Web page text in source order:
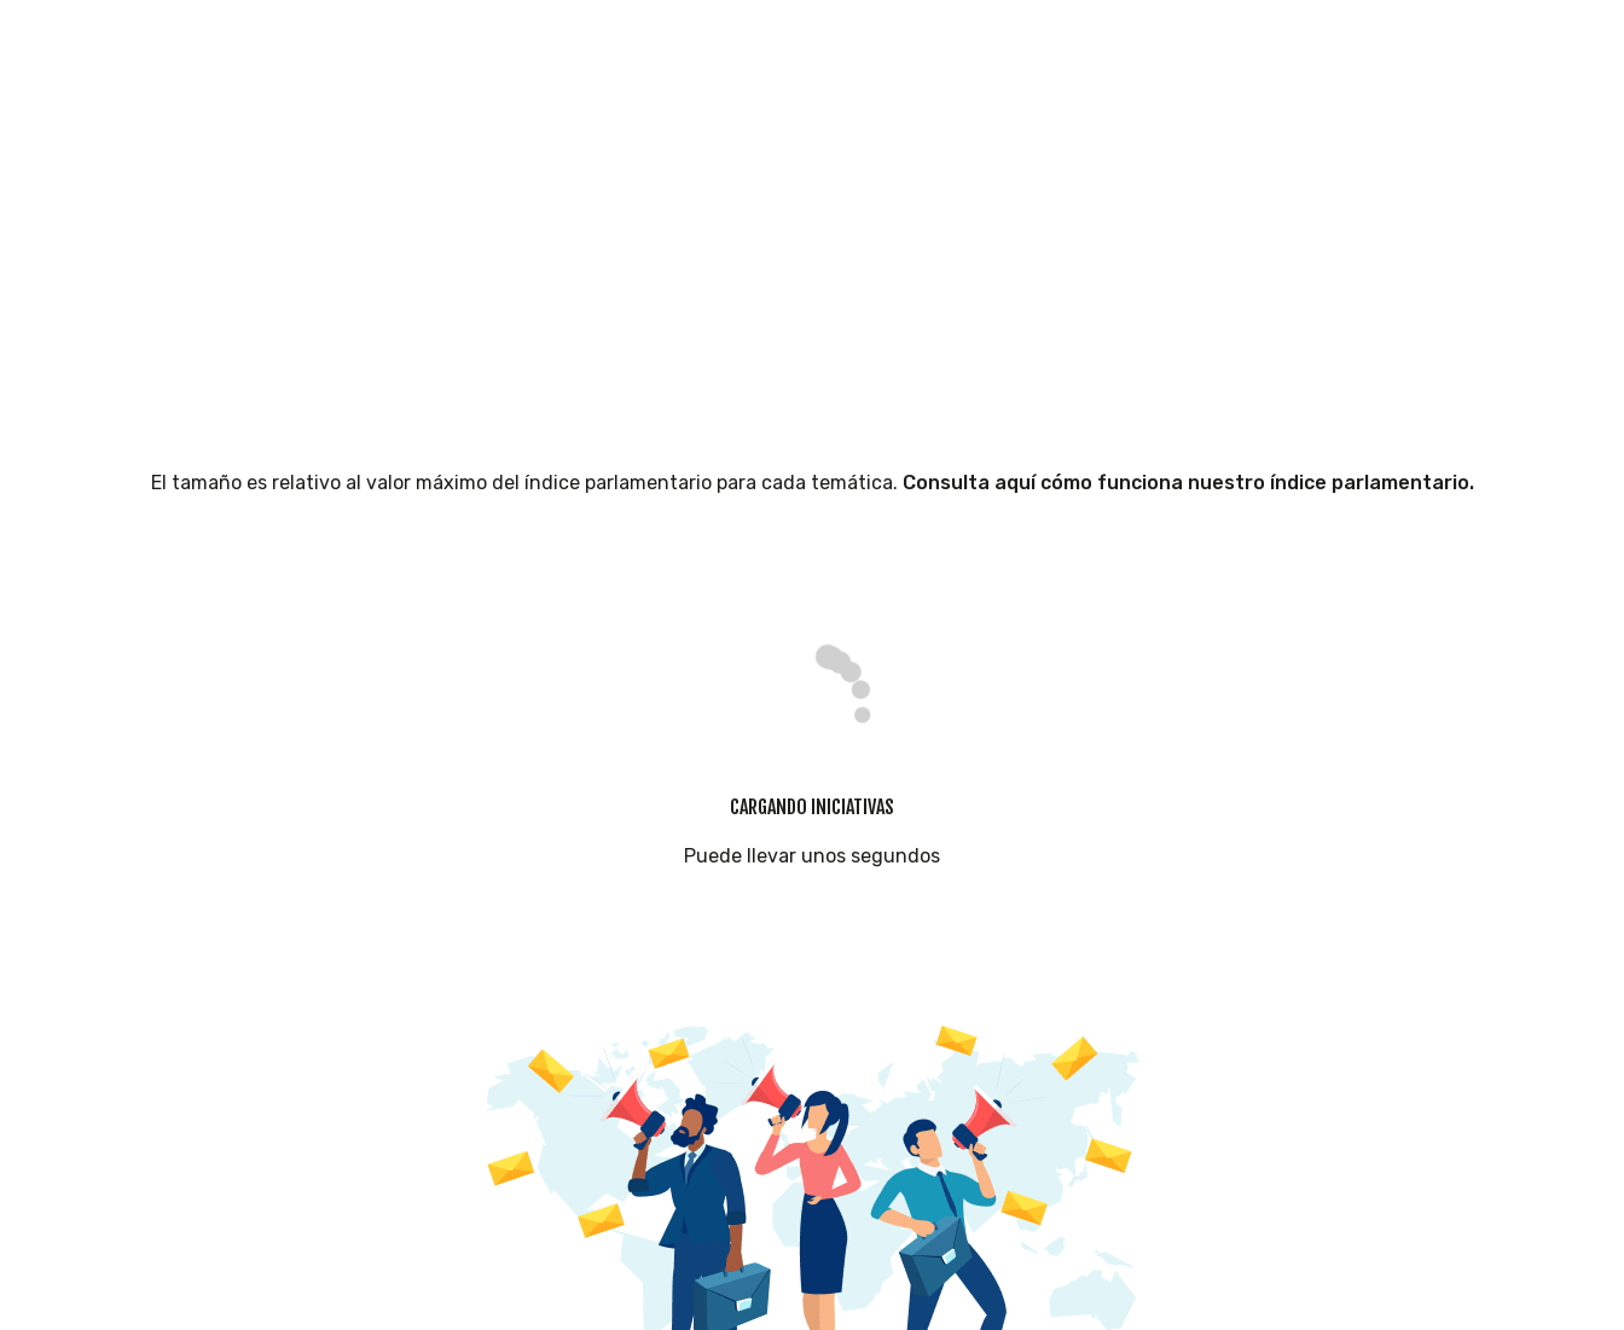
El tamaño es relativo al valor máximo del índice parlamentario para cada temática. Consulta aquí cómo funciona nuestro índice parlamentario.
CARGANDO INICIATIVAS
Puede llevar unos segundos